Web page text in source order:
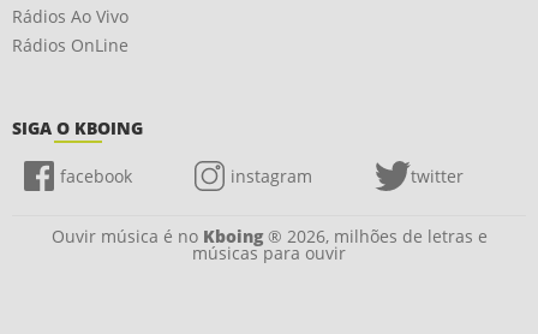
Rádios Ao Vivo
Rádios OnLine
SIGA O KBOING
facebook instagram twitter
Ouvir música é no Kboing® 2026, milhões de letras e
músicas para ouvir